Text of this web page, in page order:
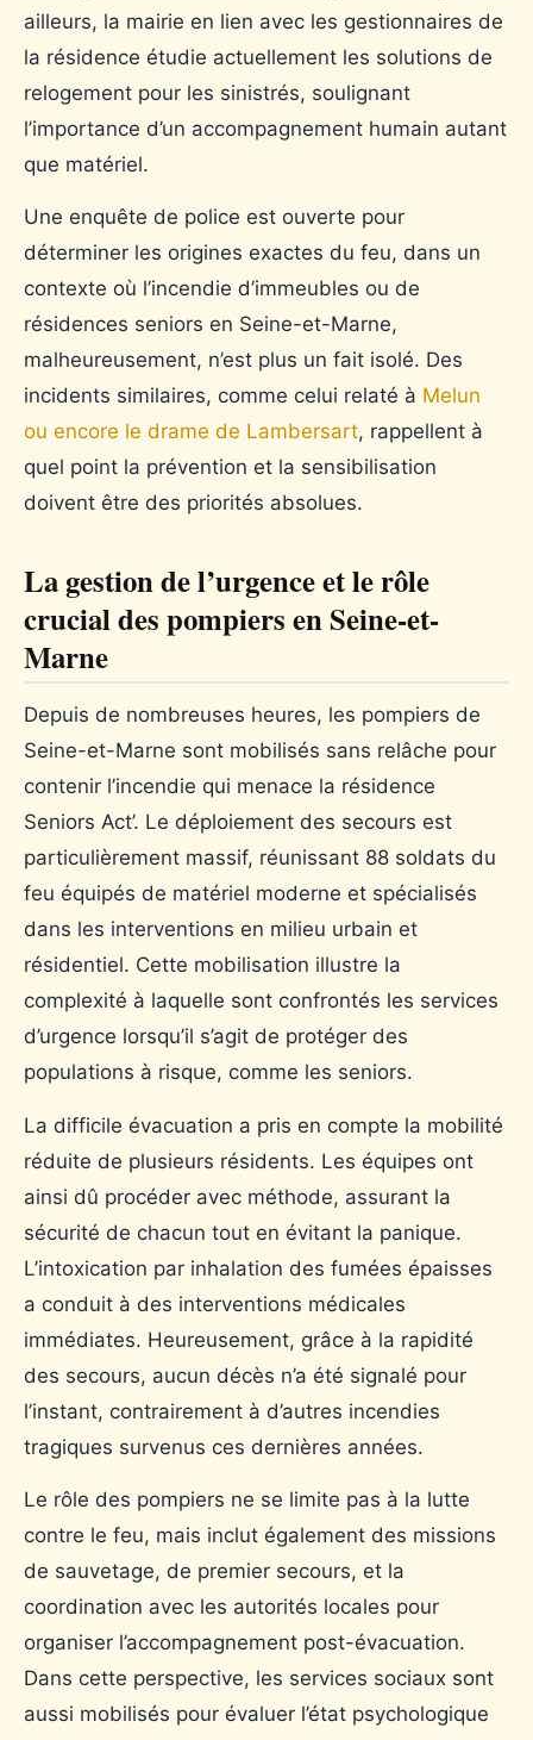
ailleurs, la mairie en lien avec les gestionnaires de
la résidence étudie actuellement les solutions de
relogement pour les sinistrés, soulignant
l’importance d’un accompagnement humain autant
que matériel.
Une enquête de police est ouverte pour
déterminer les origines exactes du feu, dans un
contexte où l’incendie d’immeubles ou de
résidences seniors en Seine-et-Marne,
malheureusement, n’est plus un fait isolé. Des
incidents similaires, comme celui relaté à Melun
ou encore le drame de Lambersart, rappellent à
quel point la prévention et la sensibilisation
doivent être des priorités absolues.
La gestion de l’urgence et le rôle
crucial des pompiers en Seine-et-
Marne
Depuis de nombreuses heures, les pompiers de
Seine-et-Marne sont mobilisés sans relâche pour
contenir l’incendie qui menace la résidence
Seniors Act’. Le déploiement des secours est
particulièrement massif, réunissant 88 soldats du
feu équipés de matériel moderne et spécialisés
dans les interventions en milieu urbain et
résidentiel. Cette mobilisation illustre la
complexité à laquelle sont confrontés les services
d’urgence lorsqu’il s’agit de protéger des
populations à risque, comme les seniors.
La difficile évacuation a pris en compte la mobilité
réduite de plusieurs résidents. Les équipes ont
ainsi dû procéder avec méthode, assurant la
sécurité de chacun tout en évitant la panique.
L’intoxication par inhalation des fumées épaisses
a conduit à des interventions médicales
immédiates. Heureusement, grâce à la rapidité
des secours, aucun décès n’a été signalé pour
l’instant, contrairement à d’autres incendies
tragiques survenus ces dernières années.
Le rôle des pompiers ne se limite pas à la lutte
contre le feu, mais inclut également des missions
de sauvetage, de premier secours, et la
coordination avec les autorités locales pour
organiser l’accompagnement post-évacuation.
Dans cette perspective, les services sociaux sont
aussi mobilisés pour évaluer l’état psychologique